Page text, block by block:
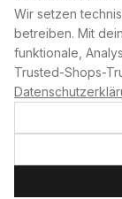
Wir setzen
betreiben. Mit
funktionale,
Trusted-Shops-
+49 234 687 00
shop@plan-b-
Sichere Zahlung
©